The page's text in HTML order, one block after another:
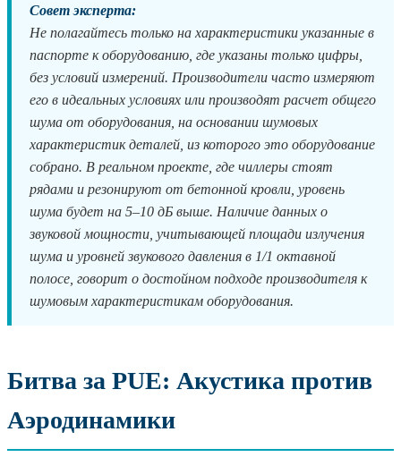
Совет эксперта:
Не полагайтесь только на характеристики указанные в
паспорте к оборудованию, где указаны только цифры,
без условий измерений. Производители часто измеряют
его в идеальных условиях или производят расчет общего
шума от оборудования, на основании шумовых
характеристик деталей, из которого это оборудование
собрано. В реальном проекте, где чиллеры стоят
рядами и резонируют от бетонной кровли, уровень
шума будет на 5–10 дБ выше. Наличие данных о
звуковой мощности, учитывающей площади излучения
шума и уровней звукового давления в 1/1 октавной
полосе, говорит о достойном подходе производителя к
шумовым характеристикам оборудования.
Битва за PUE: Акустика против
Аэродинамики